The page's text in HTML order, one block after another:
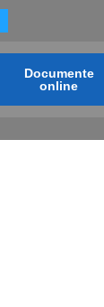
Documente
online